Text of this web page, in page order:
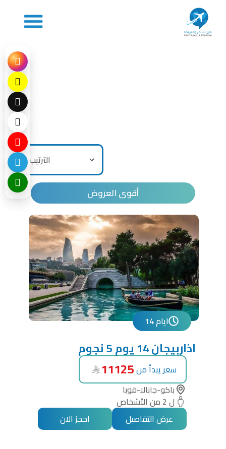
أقوى العروض
14 ايام
اذاربيجان 14 يوم 5 نجوم
11125سعر يبدأ من
باكو-جابالا-قوبا
ل 2 من الأشخاص
احجز الان
عرض التفاصيل